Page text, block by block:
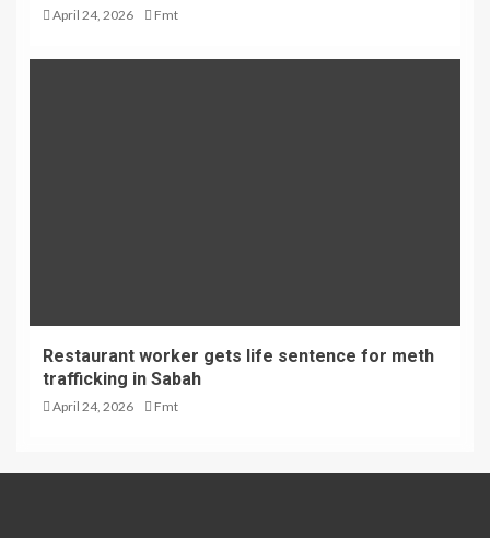
April 24, 2026 Fmt
Restaurant worker gets life sentence for meth
trafficking in Sabah
April 24, 2026 Fmt